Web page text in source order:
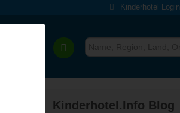
Kinderhotel Login
Kinderhotel.Info Blog